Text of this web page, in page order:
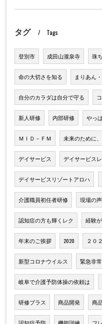
タグ Tags
登別市 成田山瀧泉寺 珠
命の大切さを知る まりあん
自分のカラダは自分で守る
新人研修 内部研修 やっ
ＭＩＤ－ＦＭ 未来のために
デイサービス デイサービス
デイサービスリゾートアロハ
介護職員初任者研修 現場の
認知症の方も輝くレク 経験
年末のご挨拶 2020 ２０
新型コロナウイルス 緊急非
岐阜で介護予防体操の依頼は
研修プラス 商品開発 商